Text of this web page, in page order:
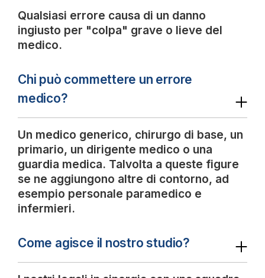
Qualsiasi errore causa di un danno
ingiusto per "colpa" grave o lieve del
medico.
Chi può commettere un errore
medico?
Un medico generico, chirurgo di base, un
primario, un dirigente medico o una
guardia medica. Talvolta a queste figure
se ne aggiungono altre di contorno, ad
esempio personale paramedico e
infermieri.
Come agisce il nostro studio?